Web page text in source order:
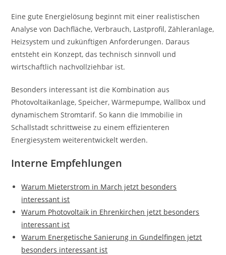
Eine gute Energielösung beginnt mit einer realistischen
Analyse von Dachfläche, Verbrauch, Lastprofil, Zähleranlage,
Heizsystem und zukünftigen Anforderungen. Daraus
entsteht ein Konzept, das technisch sinnvoll und
wirtschaftlich nachvollziehbar ist.
Besonders interessant ist die Kombination aus
Photovoltaikanlage, Speicher, Wärmepumpe, Wallbox und
dynamischem Stromtarif. So kann die Immobilie in
Schallstadt schrittweise zu einem effizienteren
Energiesystem weiterentwickelt werden.
Interne Empfehlungen
Warum Mieterstrom in March jetzt besonders
interessant ist
Warum Photovoltaik in Ehrenkirchen jetzt besonders
interessant ist
Warum Energetische Sanierung in Gundelfingen jetzt
besonders interessant ist